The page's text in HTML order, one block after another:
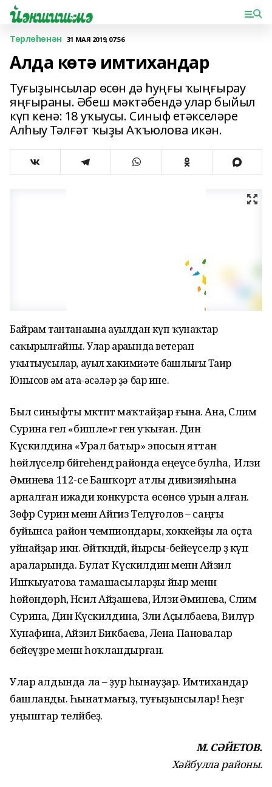
Төрлөһөнән 31 МАЯ 2019, 07:56
Алда көтә имтихандар
Туғыҙынсылар өсөн дә һуңғы ҡыңғырау
яңғыраны. Әбеш мәктәбендә улар быйыл
күп кенә: 18 уҡыусы. Синыф етәкселәре
Алһыу Тәл­ғәт ҡыҙы Аҡъюлова икән.
Байрам тантанаһына ауыл­дан күп ҡунаҡтар
саҡырыл­ғайны. Улар араһында ветеран
уҡытыусылар, ауыл хакимиәте башлығы Таһир
Юнысов һәм ата-әсәләр ҙә бар ине.
Был синыфты мәктәптә маҡтайҙар ғына. Ана, Сәлимә
Сурина гел «бишле»гә генә уҡыған. Динә
Күскилдина «Урал батыр» эпосын яттан
һөйләүселәр бәйгеһендә районда еңеүсе булһа, ә Илзиә
Әминева 112-се Башҡорт атлы дивизияһына
арналған ижади конкурста өсөнсө урын алған.
Зөфәр Сурин менән Айгиз Теләүғолов – саңғы
буйынса район чемпиондары, хоккейҙы ла оҫта
уйнай­ҙар икән. Әйткәндәй, йырсы-бейеүселәр ҙә күп
араларында. Булат Күскилдин менән Айзилә
Ишҡыуатова тамашасыларҙы йыр менән
һөйөндөрһә, Нәсилә Айҙашева, Илзиә Әминева, Сәлимә
Сурина, Динә Күскилдина, Зәлиә Аҫылбаева, Вилүрә
Хунафина, Айзилә Бикбаева, Лена Пановалар
бейеүҙәре менән һоҡландыр­ған.
Улар алдында ла – ҙур һынауҙар. Имтихандар
башланды. Һынатмағыҙ, туғы­ҙынсылар! Һеҙгә
уңыштар теләйбеҙ.
М. СӘЙЕТОВ.
Хәйбулла районы.